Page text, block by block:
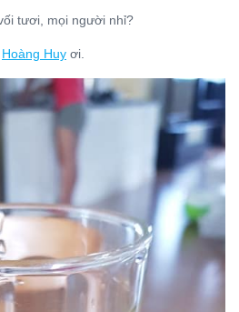
tươi, mọi người nhỉ?
Hoàng Huy ơi.